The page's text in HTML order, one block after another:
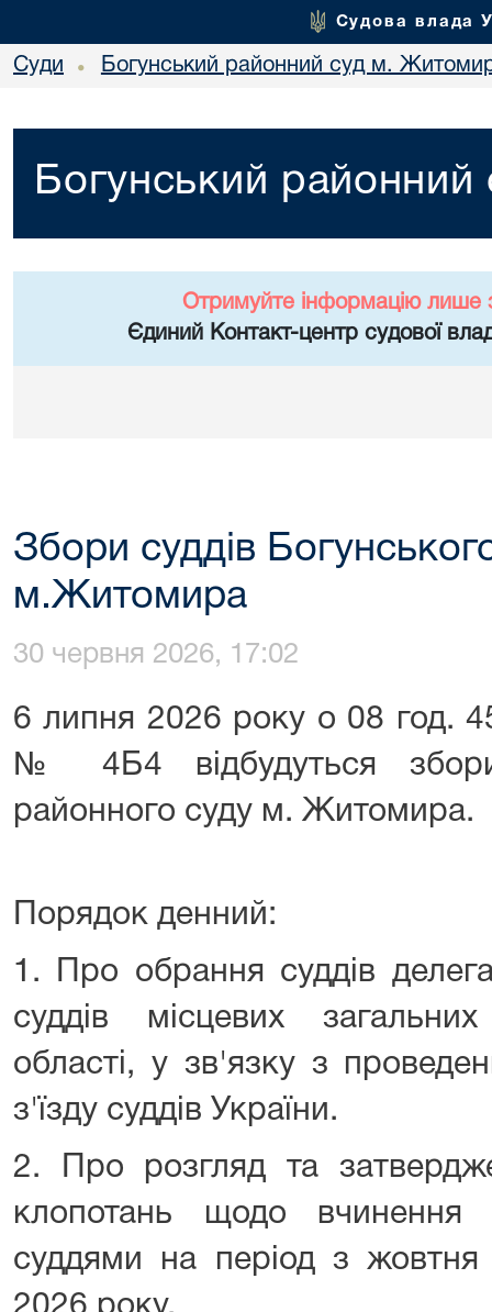
Судова влада
Суди • Богунський районний суд м.
Богунський
Отримуйте інформацію лише
Єдиний Контакт-центр судової
Збори суддів
м.Житомира
30 червня 2026, 17:02
6 липня 2026 року о 08 год.
№ 4Б4 відбудуться збори
районного суду м. Житомира.
Порядок денний:
1. Про обрання суддів
суддів місцевих
області, у зв'язку з
з'їзду суддів України.
2. Про розгляд та
клопотань щодо вчинення
суддями на період з